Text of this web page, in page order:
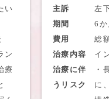
い
ン
療
主訴
左
期間
6か
費用
総
治療内容
イ
治療に伴
うリスク
・
に